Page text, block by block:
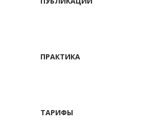
ПРАКТИКА
ТАРИФЫ